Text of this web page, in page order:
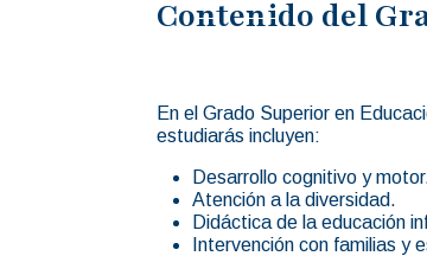
Contenido del
En el Grado Superior en
estudiarás incluyen:
Desarrollo cognitivo y
Atención a la diversidad.
Didáctica de la educación
Intervención con familias y